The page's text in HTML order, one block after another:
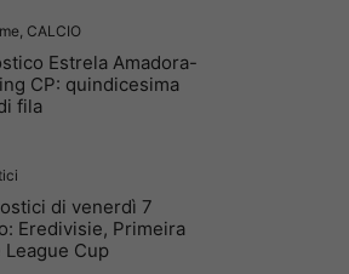
, CALCIO
Estrela Amadora-
CP: quindicesima
fila
di venerdì 7
Eredivisie, Primeira
League Cup